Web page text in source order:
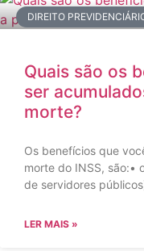
DIREITO
Quais são os
ser
morte?
Os benefícios que
morte do INSS, são:•
de servidores
LER MAIS »